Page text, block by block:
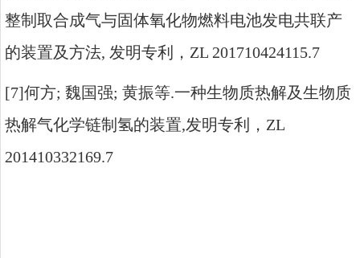
整制取合成气与固体氧化物燃料电池发电共联产
的装置及方法, 发明专利， ZL 201710424115.7
[7]何方; 魏国强; 黄振等.一种生物质热解及生物质
热解气化学链制氢的装置,发明专利， ZL
201410332169.7